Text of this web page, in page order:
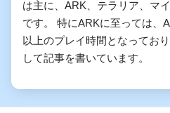
は主に、ARK、テラリア、マ
です。 特にARKに至っては、
以上のプレイ時間となってお
して記事を書いています。